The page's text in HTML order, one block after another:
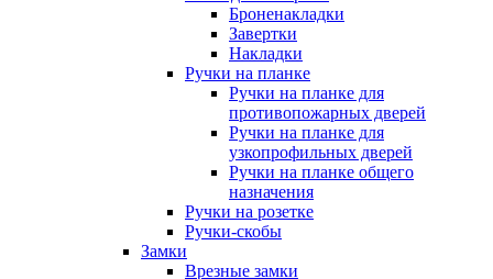
Броненакладки
Завертки
Накладки
Ручки на планке
Ручки на планке для
противопожарных дверей
Ручки на планке для
узкопрофильных дверей
Ручки на планке общего
назначения
Ручки на розетке
Ручки-скобы
Замки
Врезные замки